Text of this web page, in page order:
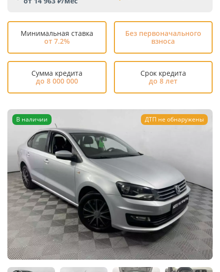
Минимальная ставка
от 7.2%
Без первоначального
взноса
Сумма кредита
до 8 000 000
Срок кредита
до 8 лет
В наличии ДТП не обнаружены